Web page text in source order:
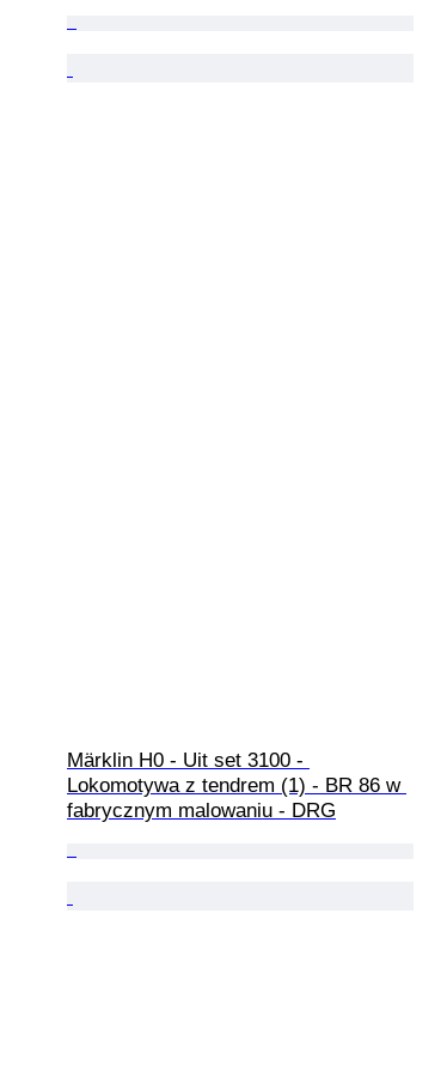
Märklin H0 - Uit set 3100 -
Lokomotywa z tendrem (1) - BR 86 w
fabrycznym malowaniu - DRG